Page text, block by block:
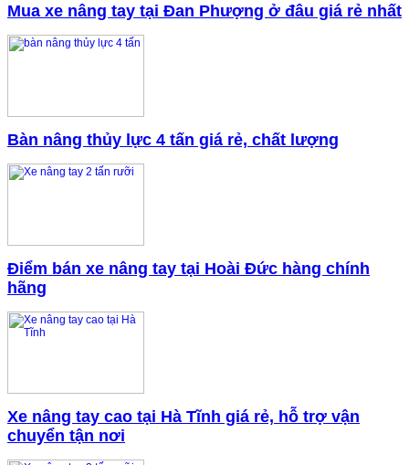
Mua xe nâng tay tại Đan Phượng ở đâu giá rẻ nhất
Bàn nâng thủy lực 4 tấn giá rẻ, chất lượng
Điểm bán xe nâng tay tại Hoài Đức hàng chính
hãng
Xe nâng tay cao tại Hà Tĩnh giá rẻ, hỗ trợ vận
chuyển tận nơi